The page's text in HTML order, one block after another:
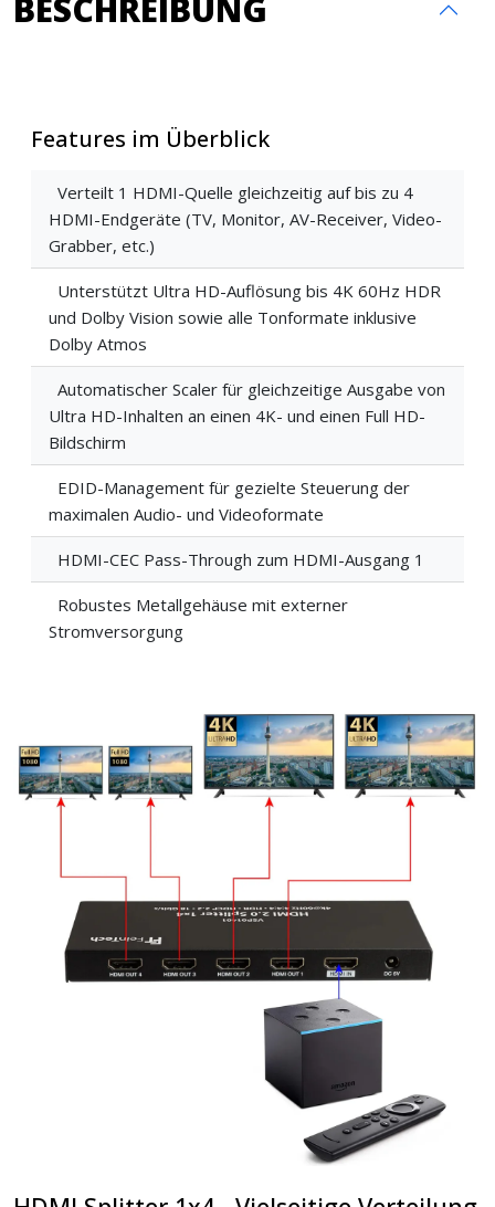
BESCHREIBUNG
Features im Überblick
Verteilt 1 HDMI-Quelle gleichzeitig auf bis zu 4
HDMI-Endgeräte (TV, Monitor, AV-Receiver, Video-
Grabber, etc.)
Unterstützt Ultra HD-Auflösung bis 4K 60Hz HDR
und Dolby Vision sowie alle Tonformate inklusive
Dolby Atmos
Automatischer Scaler für gleichzeitige Ausgabe von
Ultra HD-Inhalten an einen 4K- und einen Full HD-
Bildschirm
EDID-Management für gezielte Steuerung der
maximalen Audio- und Videoformate
HDMI-CEC Pass-Through zum HDMI-Ausgang 1
Robustes Metallgehäuse mit externer
Stromversorgung